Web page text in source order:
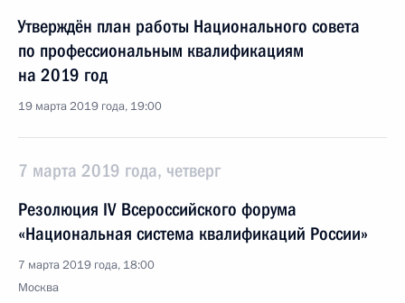
Утверждён план работы Национального совета
по профессиональным квалификациям
на 2019 год
19 марта 2019 года, 19:00
7 марта 2019 года, четверг
Резолюция IV Всероссийского форума
«Национальная система квалификаций России»
7 марта 2019 года, 18:00
Москва